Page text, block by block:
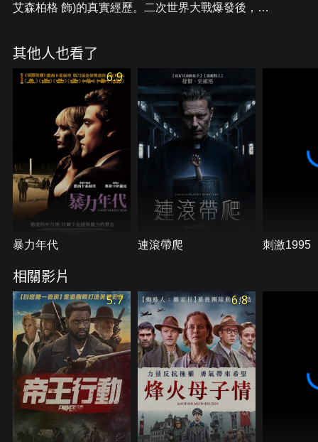
艾森柏格 飾)的真實經歷。二次世界大戰爆發後，擁
叟隨後決定加入地下反抗軍組織，希望拯救猶太兒童
免於納粹的迫害…
其他人也看了
6.9
暴力年代 連滾帶爬 刺激1995
相關影片
5.7 6.8